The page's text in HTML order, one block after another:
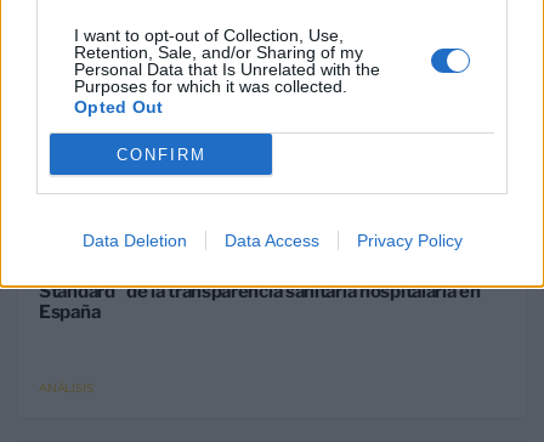
I want to opt-out of Collection, Use,
Retention, Sale, and/or Sharing of my
Personal Data that Is Unrelated with the
Purposes for which it was collected.
Opted Out
CONFIRM
Data Deletion Data Access Privacy Policy
24 Jun 2026
Standard” de la transparencia sanitaria hospitalaria en
España
ANÁLISIS